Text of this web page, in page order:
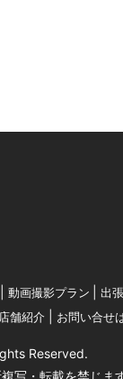
動画撮影プラン 出
店舗紹介 お問い合せ
Reserved.
写・転載を禁じます